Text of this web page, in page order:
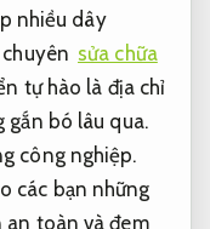
nhiều dây
sửa chữa
tự hào là địa chỉ
gắn bó lâu qua.
công nghiệp.
các bạn những
an toàn và đem